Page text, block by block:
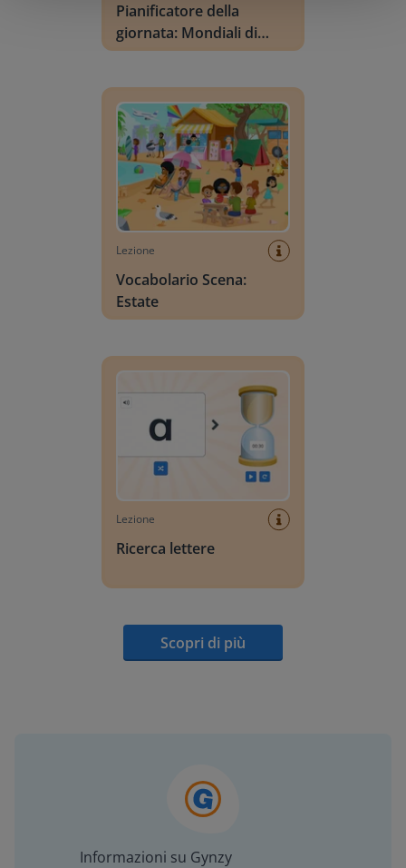
Pianificatore della
giornata: Mondiali di
calcio
Lezione
Vocabolario Scena:
Estate
Lezione
Ricerca lettere
Scopri di più
Informazioni su Gynzy